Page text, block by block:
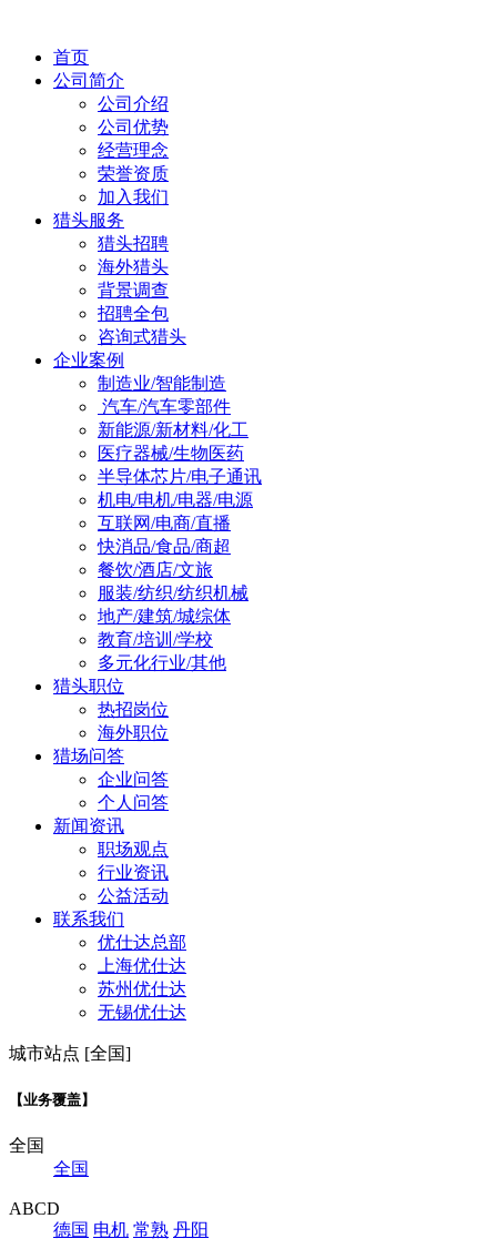
首页
公司简介
公司介绍
公司优势
经营理念
荣誉资质
加入我们
猎头服务
猎头招聘
海外猎头
背景调查
招聘全包
咨询式猎头
企业案例
制造业/智能制造
汽车/汽车零部件
新能源/新材料/化工
医疗器械/生物医药
半导体芯片/电子通讯
机电/电机/电器/电源
互联网/电商/直播
快消品/食品/商超
餐饮/酒店/文旅
服装/纺织/纺织机械
地产/建筑/城综体
教育/培训/学校
多元化行业/其他
猎头职位
热招岗位
海外职位
猎场问答
企业问答
个人问答
新闻资讯
职场观点
行业资讯
公益活动
联系我们
优仕达总部
上海优仕达
苏州优仕达
无锡优仕达
城市站点 [全国]
【业务覆盖】
全国
全国
ABCD
德国 电机 常熟 丹阳